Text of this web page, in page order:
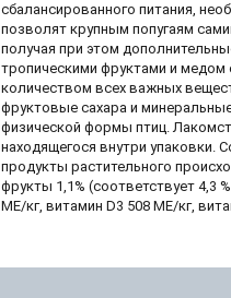
сбалансированного питания,
позволят крупным попугаям
получая при этом
тропическими фруктами и медом
количеством всех важных
фруктовые сахара и
физической формы птиц.
находящегося внутри упаковки.
продукты растительного
фрукты 1,1% (соответствует 4,3
МЕ/кг, витамин D3 508 МЕ/кг,